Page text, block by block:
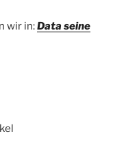
wir in:Data seine